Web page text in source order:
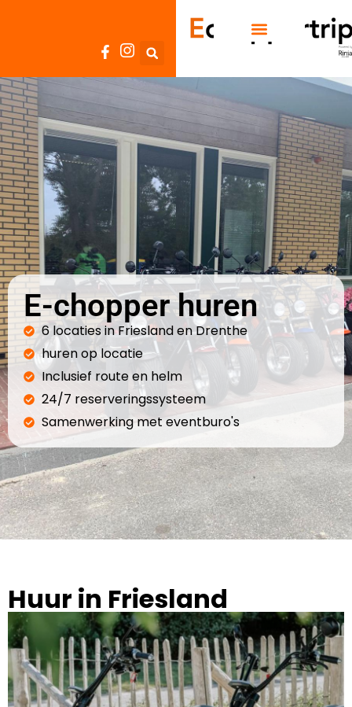
E-chopper huren
6 locaties in Friesland en Drenthe
huren op locatie
Inclusief route en helm
24/7 reserveringssysteem
Samenwerking met eventburo's
Huur in Friesland